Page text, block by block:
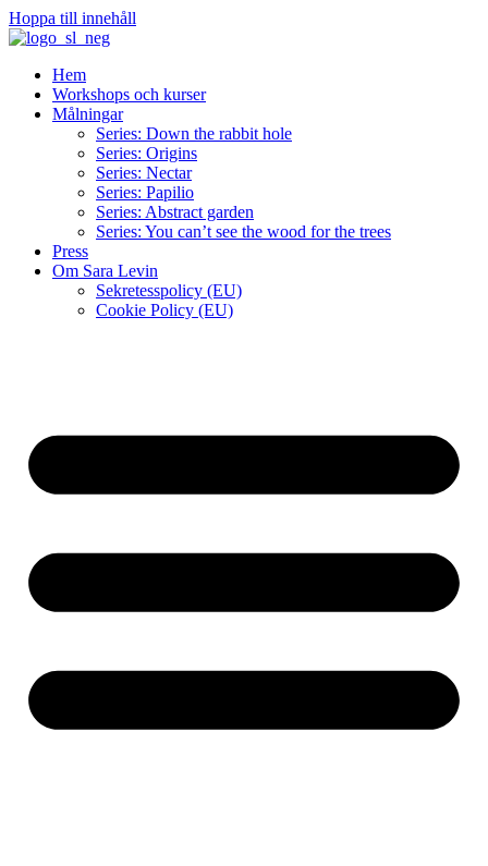
Hoppa till innehåll
Hem
Workshops och kurser
Målningar
Series: Down the rabbit hole
Series: Origins
Series: Nectar
Series: Papilio
Series: Abstract garden
Series: You can’t see the wood for the trees
Press
Om Sara Levin
Sekretesspolicy (EU)
Cookie Policy (EU)